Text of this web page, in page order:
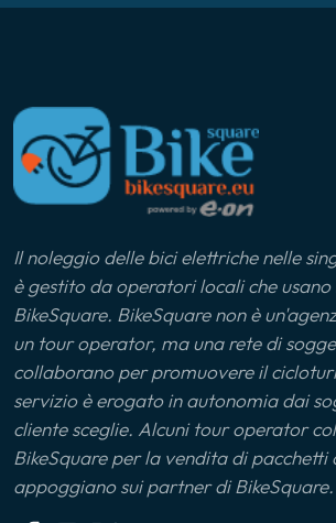
Il noleggio delle bici elettriche nelle
è gestito da operatori locali che
BikeSquare. BikeSquare non è
un tour operator, ma una rete di
collaborano per promuovere il
servizio è erogato in autonomia dai
cliente sceglie. Alcuni tour operator
BikeSquare per la vendita di pacchetti
appoggiano sui partner di BikeSquare.